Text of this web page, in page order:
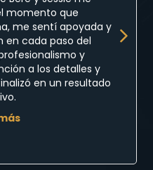
momento que
me sentí apoyada y
en cada paso del
y
a los detalles y
en un resultado
Next